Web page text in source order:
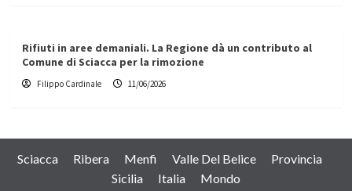
Rifiuti in aree demaniali. La Regione dà un contributo al
Comune di Sciacca per la rimozione
Filippo Cardinale 11/06/2026
Sciacca Ribera Menfi Valle Del Belice
Provincia
Sicilia
Italia Mondo